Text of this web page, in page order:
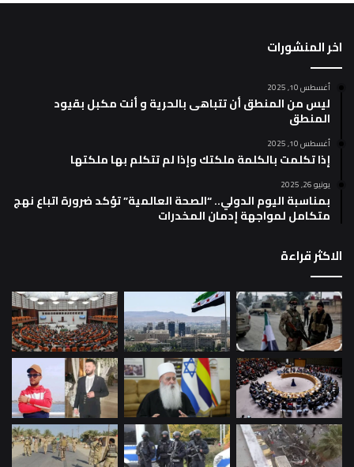
اخر المنشورات
أغسطس 10, 2025
ليس من المنطق أن تتباهى بالحرية و أنت مكبل بقيود
المنطق
أغسطس 10, 2025
إذا تكلمت بالكلمة ملكتك وإذا لم تتكلم بها ملكتها
يونيو 26, 2025
بمناسبة اليوم الدولي.. “الصحة العالمية” تؤكد ضرورة اتباع نهج
متكامل لمواجهة إدمان المخدرات
الاكثر قراءة